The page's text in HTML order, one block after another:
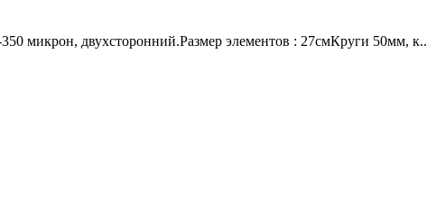
микрон, двухсторонний.Размер элементов : 27смКруги 50мм, к..